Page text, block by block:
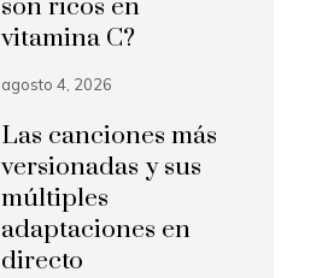
son ricos en
vitamina C?
agosto 4, 2026
Las canciones más
versionadas y sus
múltiples
adaptaciones en
directo